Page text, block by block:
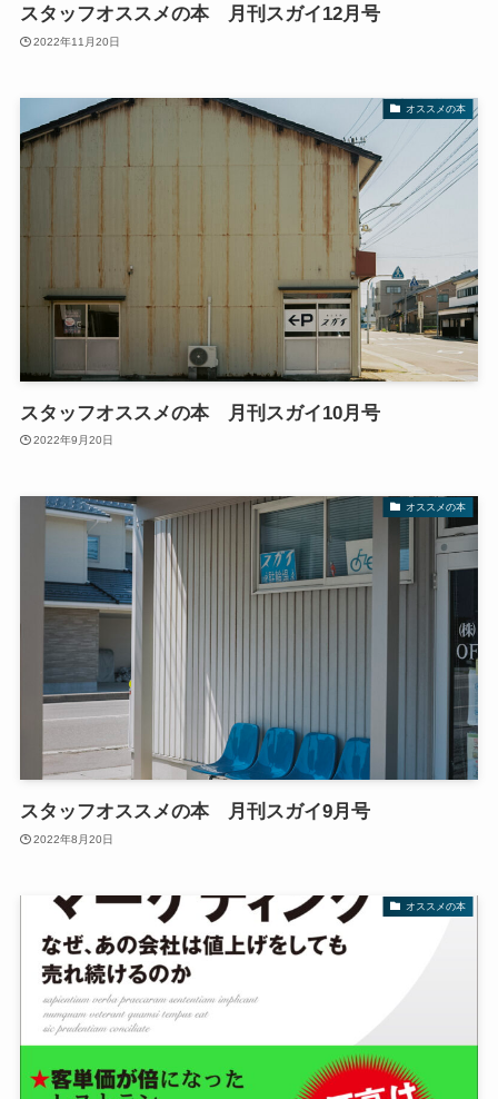
スタッフオススメの本 月刊スガイ12月号
2022年11月20日
オススメの本
スタッフオススメの本 月刊スガイ10月号
2022年9月20日
オススメの本
スタッフオススメの本 月刊スガイ9月号
2022年8月20日
オススメの本